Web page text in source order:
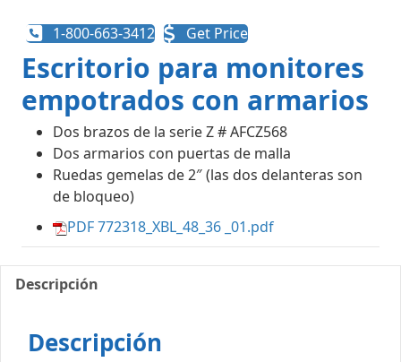
1-800-663-3412 Get Price
Escritorio para monitores
empotrados con armarios
Dos brazos de la serie Z # AFCZ568
Dos armarios con puertas de malla
Ruedas gemelas de 2″ (las dos delanteras son
de bloqueo)
PDF 772318_XBL_48_36 _01.pdf
Descripción
Descripción